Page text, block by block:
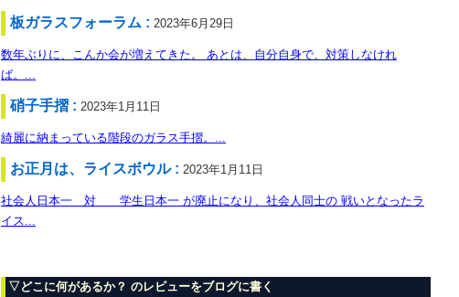
板ガラスフォーラム : 2023年6月29日
数年ぶりに、こんか会が増えてきた。 あとは、自分自身で、対策しなけれ
ば。...
硝子手摺 : 2023年1月11日
綺麗に納まっている階段のガラス手摺。...
お正月は、ライスボウル : 2023年1月11日
社会人日本一 対 学生日本一 が廃止になり、社会人同士の 戦いとなったラ
イス...
▽どこに何があるか？ のレビューをブログに書く